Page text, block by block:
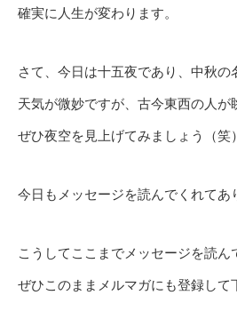
確実に人生が変わります。
さて、今日は十五夜であり、中秋の
天気が微妙ですが、古今東西の人が
ぜひ夜空を見上げてみましょう（笑）
今日もメッセージを読んでくれてあ
こうしてここまでメッセージを読ん
ぜひこのままメルマガにも登録して